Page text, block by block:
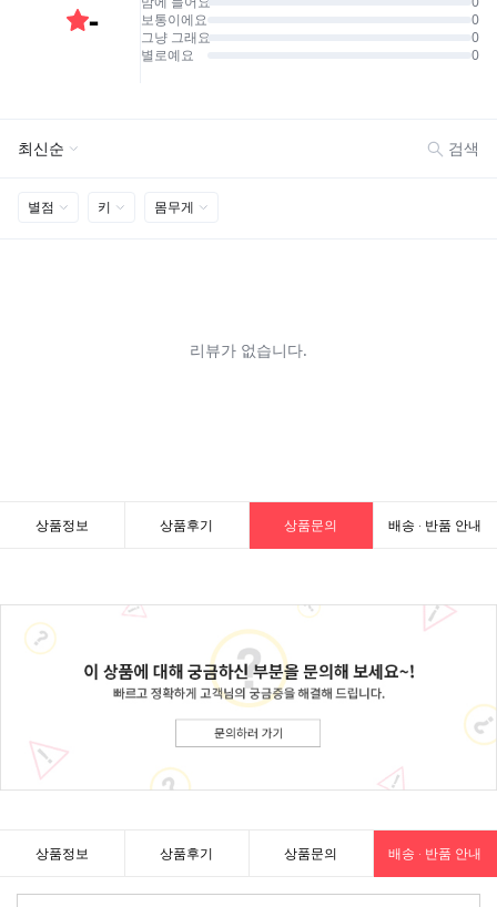
상품정보 상품후기 상품문의 배송 · 반품 안내
상품정보 상품후기 상품문의 배송 · 반품 안내